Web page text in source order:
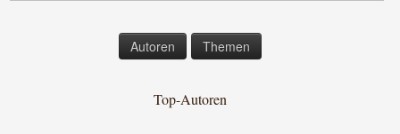
Autoren Themen
Top-Autoren